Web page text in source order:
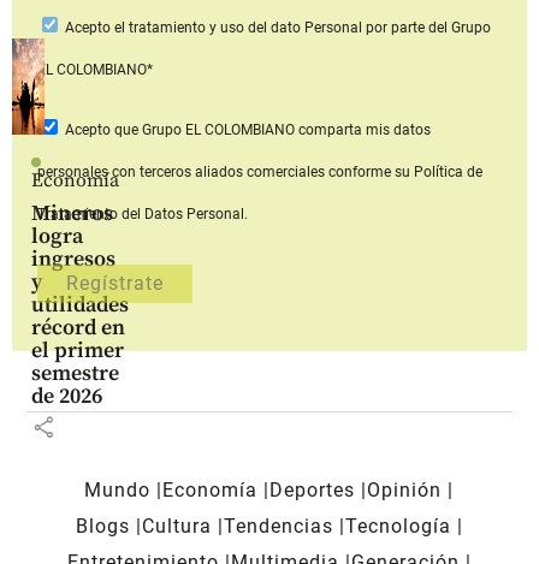
Economía
Mineros
logra
ingresos
y
utilidades
récord en
el primer
semestre
de 2026
share
Acepto el tratamiento y uso del dato Personal por parte del Grupo
EL COLOMBIANO*
Acepto que Grupo EL COLOMBIANOcomparta mis datos
personales con terceros aliados comerciales conforme su Política de
Tratamiento del Datos Personal.
Mundo Economía Deportes
Opinión
Blogs
Cultura Tendencias Tecnología